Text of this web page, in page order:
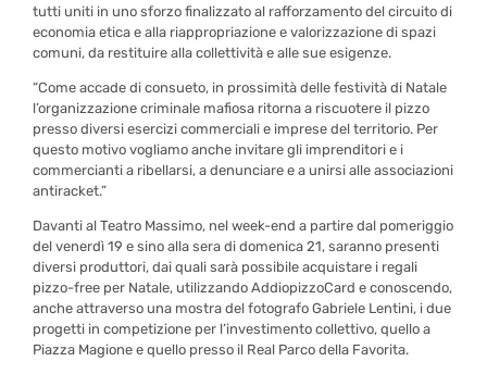
tutti uniti in uno sforzo finalizzato al rafforzamento del circuito di
economia etica e alla riappropriazione e valorizzazione di spazi
comuni, da restituire alla collettività e alle sue esigenze.
“Come accade di consueto, in prossimità delle festività di Natale
l’organizzazione criminale mafiosa ritorna a riscuotere il pizzo
presso diversi esercizi commerciali e imprese del territorio. Per
questo motivo vogliamo anche invitare gli imprenditori e i
commercianti a ribellarsi, a denunciare e a unirsi alle associazioni
antiracket.”
Davanti al Teatro Massimo, nel week-end a partire dal pomeriggio
del venerdì 19 e sino alla sera di domenica 21, saranno presenti
diversi produttori, dai quali sarà possibile acquistare i regali
pizzo-free per Natale, utilizzando AddiopizzoCard e conoscendo,
anche attraverso una mostra del fotografo Gabriele Lentini, i due
progetti in competizione per l’investimento collettivo, quello a
Piazza Magione e quello presso il Real Parco della Favorita.